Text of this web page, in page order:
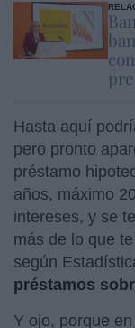
Hasta aquí
pero pronto
préstamo
años, máximo
intereses, y se
más de lo que
según
préstamos
Y ojo, porque